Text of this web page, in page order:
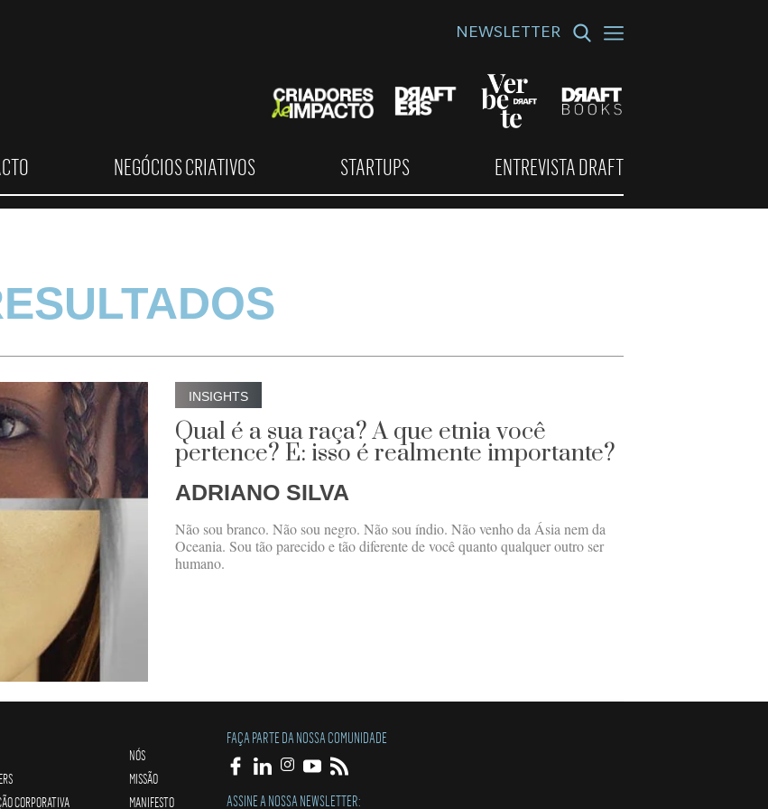
NEWSLETTER
NEGÓCIOS CRIATIVOS STARTUPS ENTREVISTA DRAFT
INSIGHTS
Qual é a sua raça? A que etnia você
pertence? E: isso é realmente importante?
ADRIANO SILVA
Não sou branco. Não sou negro. Não sou índio. Não venho da Ásia nem da
Oceania. Sou tão parecido e tão diferente de você quanto qualquer outro ser
humano.
CORPORATIVA
NÓS
MISSÃO
MANIFESTO
FAÇA PARTE DA NOSSA COMUNIDADE
ASSINE A NOSSA NEWSLETTER: